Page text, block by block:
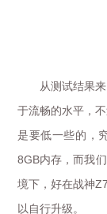
从测试结果来
于流畅的水平，
是要低一些的，
8GB内存，而我
境下，好在战神
以自行升级。